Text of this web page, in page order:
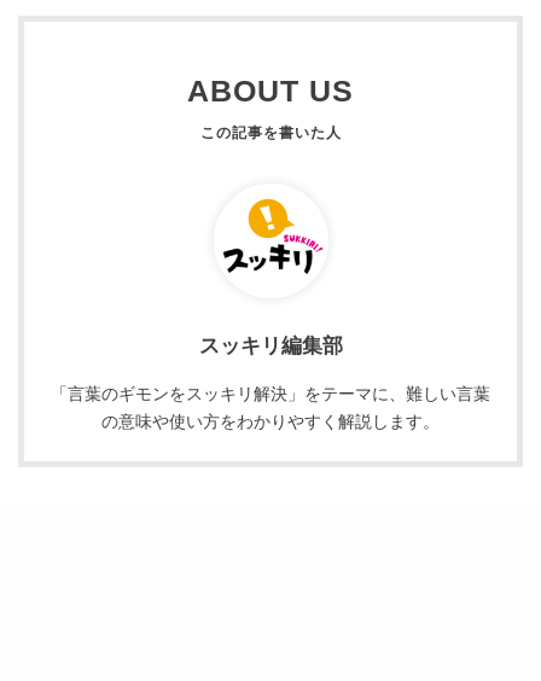
ABOUT US
スッキリ編集部
「言葉のギモンをスッキリ解決」をテーマに、難しい言葉
の意味や使い方をわかりやすく解説します。